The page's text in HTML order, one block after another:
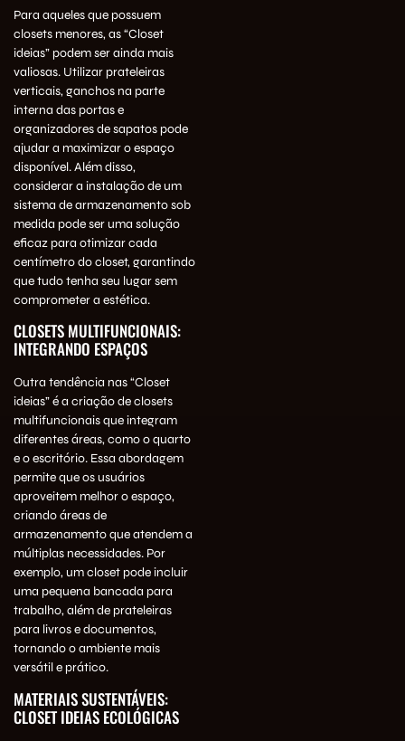
Para aqueles que possuem
closets menores, as “Closet
ideias” podem ser ainda mais
valiosas. Utilizar prateleiras
verticais, ganchos na parte
interna das portas e
organizadores de sapatos pode
ajudar a maximizar o espaço
disponível. Além disso,
considerar a instalação de um
sistema de armazenamento sob
medida pode ser uma solução
eficaz para otimizar cada
centímetro do closet, garantindo
que tudo tenha seu lugar sem
comprometer a estética.
CLOSETS MULTIFUNCIONAIS:
INTEGRANDO ESPAÇOS
Outra tendência nas “Closet
ideias” é a criação de closets
multifuncionais que integram
diferentes áreas, como o quarto
e o escritório. Essa abordagem
permite que os usuários
aproveitem melhor o espaço,
criando áreas de
armazenamento que atendem a
múltiplas necessidades. Por
exemplo, um closet pode incluir
uma pequena bancada para
trabalho, além de prateleiras
para livros e documentos,
tornando o ambiente mais
versátil e prático.
MATERIAIS SUSTENTÁVEIS:
CLOSET IDEIAS ECOLÓGICAS